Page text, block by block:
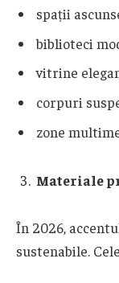
spații
biblioteci
vitrine
corpuri
zone
Materiale
În 2026,
sustenabile.